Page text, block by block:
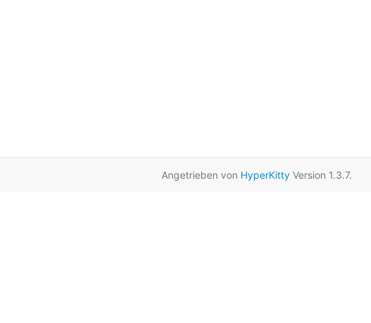
Angetrieben von HyperKitty Version 1.3.7.